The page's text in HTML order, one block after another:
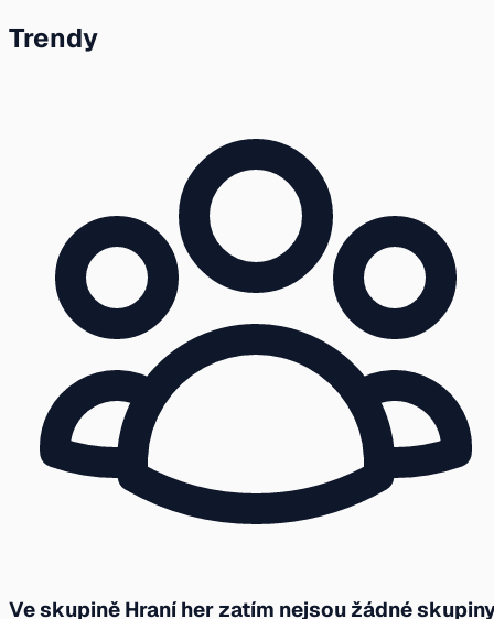
Trendy
Ve skupině Hraní her zatím nejsou žádné